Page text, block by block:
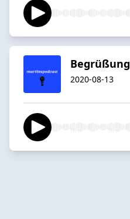
Begrüßung
2020-08-13